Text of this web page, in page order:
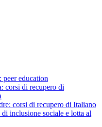
education
corsi di recupero di
corsi di recupero di Italiano
inclusione sociale e lotta al